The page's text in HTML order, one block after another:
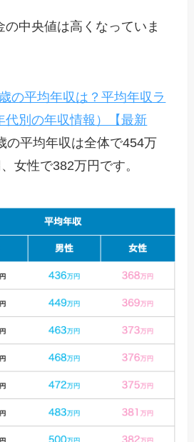
中央値は高くなっていま
の平均年収は？平均年収ラ
代別の年収情報）【最新
の平均年収は全体で454万
女性で382万円です。